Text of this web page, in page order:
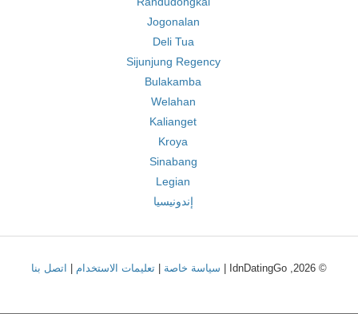
Jogonalan
Deli Tua
Sijunjung Regency
Bulakamba
Welahan
Kalianget
Kroya
Sinabang
Legian
إندونيسيا
© 2026, IdnDatingGo | سياسة خاصة تعليمات الاستخدام اتصل بنا